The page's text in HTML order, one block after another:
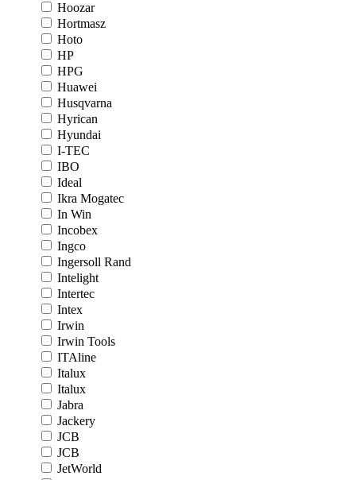
Hoozar
Hortmasz
Hoto
HP
HPG
Huawei
Husqvarna
Hyrican
Hyundai
I-TEC
IBO
Ideal
Ikra Mogatec
In Win
Incobex
Ingco
Ingersoll Rand
Intelight
Intertec
Intex
Irwin
Irwin Tools
ITAline
Italux
Italux
Jabra
Jackery
JCB
JCB
JetWorld